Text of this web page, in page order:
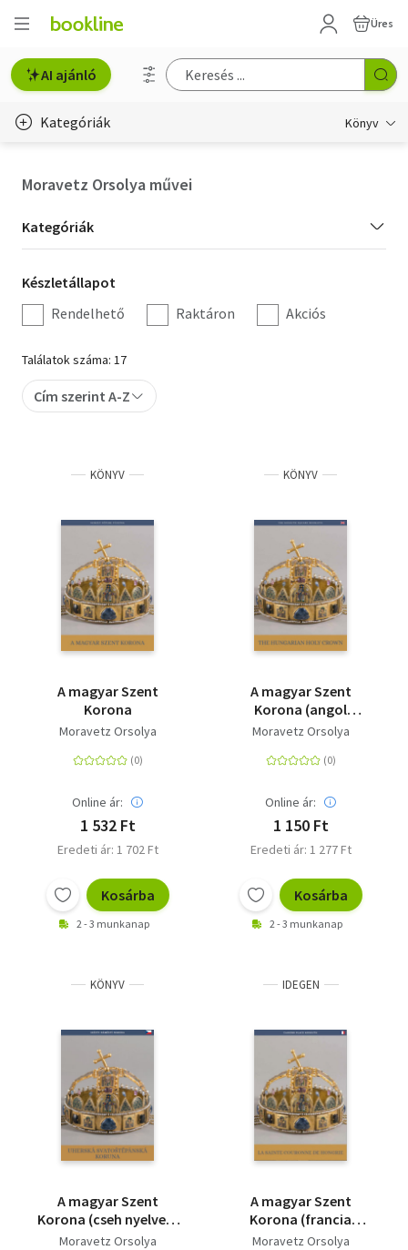
Üres
AI ajánló
Kategóriák Könyv
Hobbi, szabadidő
Irodalom
Művészet
Szakkönyv
Tankönyv, segédkönyv
Társadalomtudomány
Természettudomány
Történelem
Moravetz Orsolya művei
Kategória
szűrés
Kategóriák
Készletállapot
szűrés
Készletállapot
Rendelhető
Raktáron Akciós
Találatok száma: 17
Cím szerint A-Z
KÖNYV
A magyar Szent
Korona
Moravetz Orsolya
Online ár:
1 532 Ft
Eredeti ár: 1 702 Ft
Kosárba
2 - 3 munkanap
KÖNYV
A magyar Szent
Korona (angol
nyelven) - The
Moravetz Orsolya
Online ár:
1 150 Ft
Eredeti ár: 1 277 Ft
Kosárba
2 - 3 munkanap
KÖNYV
A magyar Szent
Korona (cseh nyelven)
- Uherská
Moravetz Orsolya
IDEGEN
A magyar Szent
Korona (francia
nyelven) - La Sainte
Moravetz Orsolya